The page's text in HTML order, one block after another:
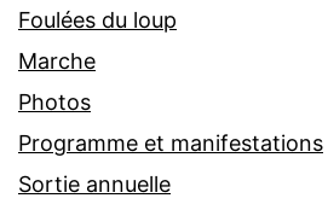
Foulées du loup
Marche
Photos
Programme et manifestations
Sortie annuelle